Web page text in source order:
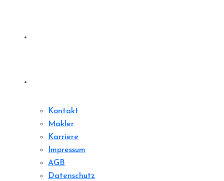
Kontakt
Makler
Karriere
Impressum
AGB
Datenschutz